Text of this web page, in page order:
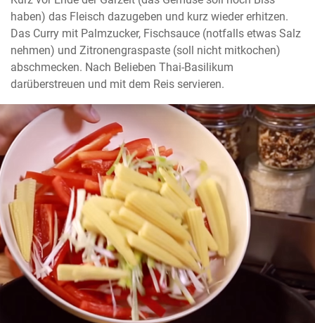
haben) das Fleisch dazugeben und kurz wieder erhitzen.
Das Curry mit Palmzucker, Fischsauce (notfalls etwas Salz
nehmen) und Zitronengraspaste (soll nicht mitkochen)
abschmecken. Nach Belieben Thai-Basilikum
darüberstreuen und mit dem Reis servieren.